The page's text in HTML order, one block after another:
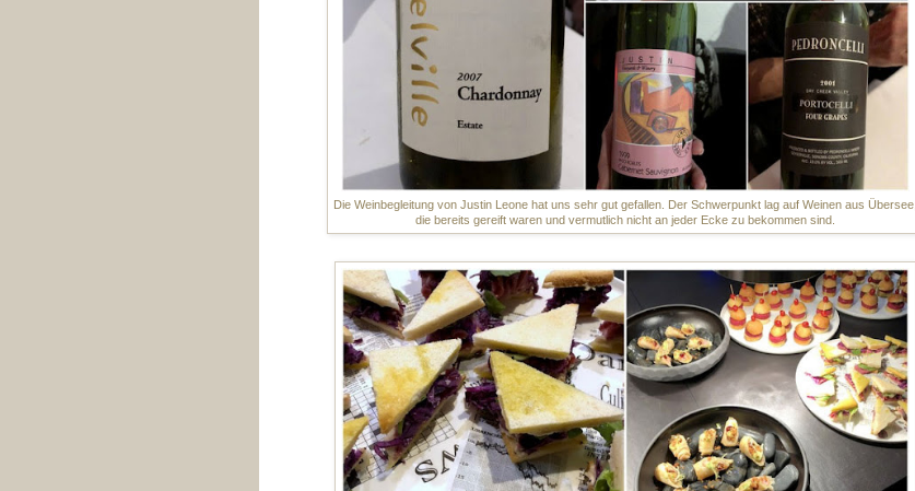
Die Weinbegleitung von Justin Leone hat uns sehr gut gefallen. Der Schwerpunkt lag auf Weinen aus Übersee,
die bereits gereift waren und vermutlich nicht an jeder Ecke zu bekommen sind.